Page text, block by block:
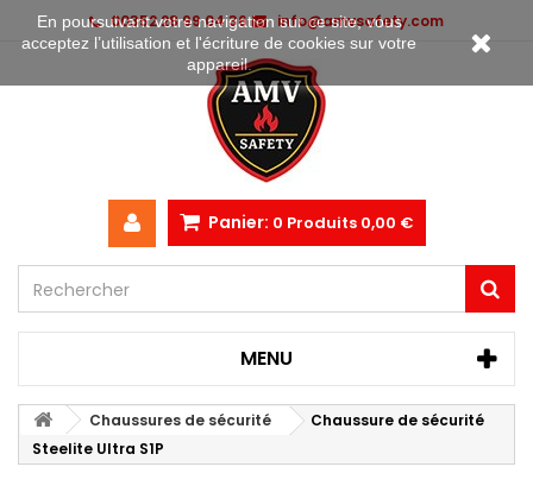
00352 28 99 04 36 info@amvsafety.com
Panier: 0 Produits 0,00 €
MENU
Chaussures de sécurité
Chaussure de sécurité
Steelite Ultra S1P
En poursuivant votre navigation sur ce site, vous
acceptez l’utilisation et l'écriture de cookies sur votre
appareil.